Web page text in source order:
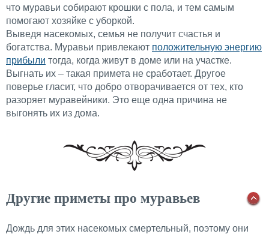
что муравьи собирают крошки с пола, и тем самым
помогают хозяйке с уборкой.
Выведя насекомых, семья не получит счастья и
богатства. Муравьи привлекают положительную энергию
прибыли тогда, когда живут в доме или на участке.
Выгнать их – такая примета не сработает. Другое
поверье гласит, что добро отворачивается от тех, кто
разоряет муравейники. Это еще одна причина не
выгонять их из дома.
Другие приметы про муравьев
Дождь для этих насекомых смертельный, поэтому они